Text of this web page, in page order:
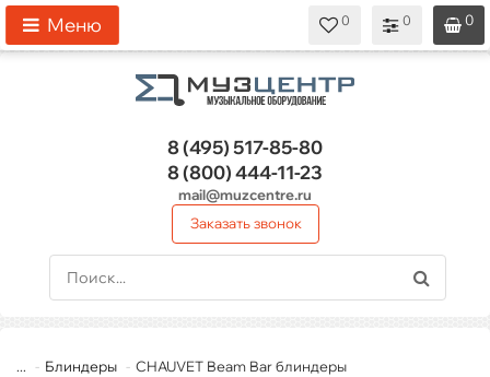
0
0
0
Меню
8 (495)517-85-80
8 (800)444-11-23
mail@muzcentre.ru
Заказать звонок
... Блиндеры CHAUVET Beam Bar блиндеры